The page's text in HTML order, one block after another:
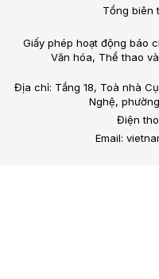
Tổng biên
Giấy phép hoạt động báo
Văn hóa, Thể thao
Địa chỉ: Tầng 18, Toà nhà
Nghệ,
Điện
Email: